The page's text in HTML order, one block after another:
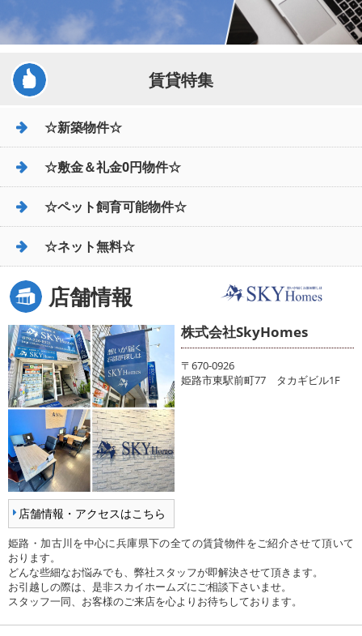
賃貸特集
☆新築物件☆
☆敷金＆礼金0円物件☆
☆ペット飼育可能物件☆
☆ネット無料☆
店舗情報
店舗情報・アクセスはこちら
株式会社SkyHomes
〒670-0926
姫路市東駅前町77 タカギビル1F
姫路・加古川を中心に兵庫県下の全ての賃貸物件をご紹介させて頂いて
おります。
どんな些細なお悩みでも、弊社スタッフが即解決させて頂きます。
お引越しの際は、是非スカイホームズにご相談下さいませ。
スタッフ一同、お客様のご来店を心よりお待ちしております。